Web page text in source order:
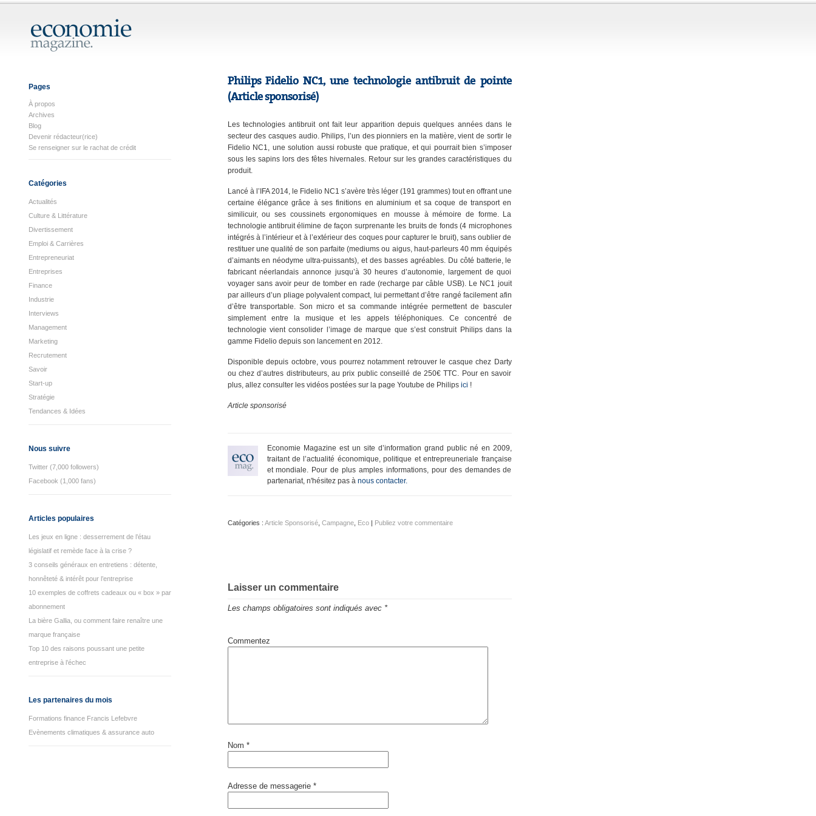
Pages
À propos
Archives
Blog
Devenir rédacteur(rice)
Se renseigner sur le rachat de crédit
Catégories
Actualités
Culture & Littérature
Divertissement
Emploi & Carrières
Entrepreneuriat
Entreprises
Finance
Industrie
Interviews
Management
Marketing
Recrutement
Savoir
Start-up
Stratégie
Tendances & Idées
Nous suivre
Twitter (7,000 followers)
Facebook (1,000 fans)
Articles populaires
Les jeux en ligne : desserrement de l’étau
législatif et remède face à la crise ?
3 conseils généraux en entretiens : détente,
honnêteté & intérêt pour l’entreprise
10 exemples de coffrets cadeaux ou « box » par
abonnement
La bière Gallia, ou comment faire renaître une
marque française
Top 10 des raisons poussant une petite
entreprise à l’échec
Les partenaires du mois
Formations finance Francis Lefebvre
Evènements climatiques & assurance auto
Philips Fidelio NC1, une technologie antibruit de pointe
(Article sponsorisé)
Les technologies antibruit ont fait leur apparition depuis quelques années dans le
secteur des casques audio. Philips, l’un des pionniers en la matière, vient de sortir le
Fidelio NC1, une solution aussi robuste que pratique, et qui pourrait bien s’imposer
sous les sapins lors des fêtes hivernales. Retour sur les grandes caractéristiques du
produit.
Lancé à l’IFA 2014, le Fidelio NC1 s’avère très léger (191 grammes) tout en offrant une
certaine élégance grâce à ses finitions en aluminium et sa coque de transport en
similicuir, ou ses coussinets ergonomiques en mousse à mémoire de forme. La
technologie antibruit élimine de façon surprenante les bruits de fonds (4 microphones
intégrés à l’intérieur et à l’extérieur des coques pour capturer le bruit), sans oublier de
restituer une qualité de son parfaite (mediums ou aigus, haut-parleurs 40 mm équipés
d’aimants en néodyme ultra-puissants), et des basses agréables. Du côté batterie, le
fabricant néerlandais annonce jusqu’à 30 heures d’autonomie, largement de quoi
voyager sans avoir peur de tomber en rade (recharge par câble USB). Le NC1 jouit
par ailleurs d’un pliage polyvalent compact, lui permettant d’être rangé facilement afin
d’être transportable. Son micro et sa commande intégrée permettent de basculer
simplement entre la musique et les appels téléphoniques. Ce concentré de
technologie vient consolider l’image de marque que s’est construit Philips dans la
gamme Fidelio depuis son lancement en 2012.
Disponible depuis octobre, vous pourrez notamment retrouver le casque chez Darty
ou chez d’autres distributeurs, au prix public conseillé de 250€ TTC. Pour en savoir
plus, allez consulter les vidéos postées sur la page Youtube de Philips ici !
Article sponsorisé
Economie Magazine est un site d’information grand public né en 2009,
traitant de l’actualité économique, politique et entrepreuneriale française
et mondiale. Pour de plus amples informations, pour des demandes de
partenariat, n'hésitez pas à nous contacter.
Catégories : Article Sponsorisé, Campagne, Eco| Publiez votre commentaire
Laisser un commentaire
Les champs obligatoires sont indiqués avec *
Commentez
Nom *
Adresse de messagerie *